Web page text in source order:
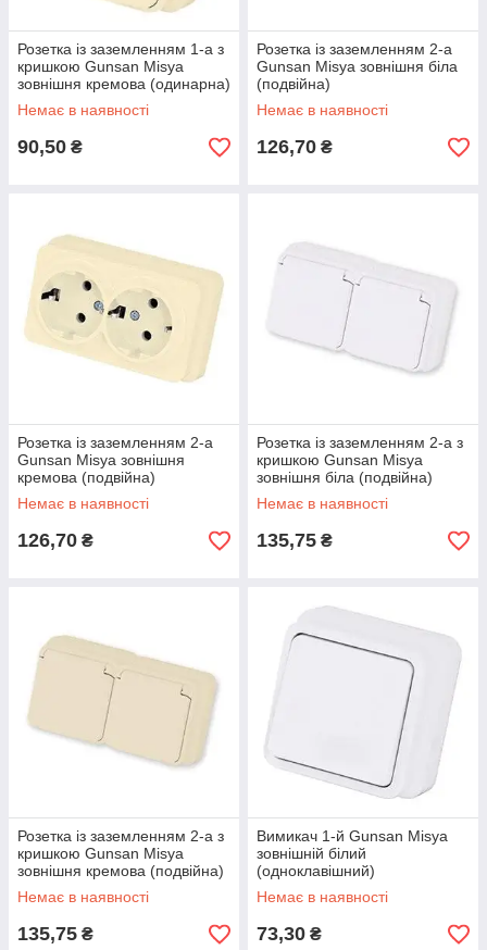
Розетка із заземленням 1-а з
кришкою Gunsan Misya
зовнішня кремова (одинарна)
Немає в наявності
90,50 ₴
Розетка із заземленням 2-а
Gunsan Misya зовнішня біла
(подвійна)
Немає в наявності
126,70 ₴
Розетка із заземленням 2-а
Gunsan Misya зовнішня
кремова (подвійна)
Немає в наявності
126,70 ₴
Розетка із заземленням 2-а з
кришкою Gunsan Misya
зовнішня біла (подвійна)
Немає в наявності
135,75 ₴
Розетка із заземленням 2-а з
кришкою Gunsan Misya
зовнішня кремова (подвійна)
Немає в наявності
135,75 ₴
Вимикач 1-й Gunsan Misya
зовнішній білий
(одноклавішний)
Немає в наявності
73,30 ₴